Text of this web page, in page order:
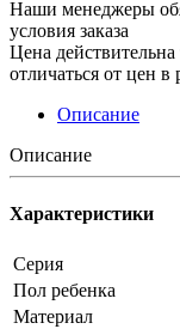
Наши менеджеры
условия заказа
Цена
отличаться от цен
Описание
Описание
Характеристики
Серия
Пол ребенка
Материал